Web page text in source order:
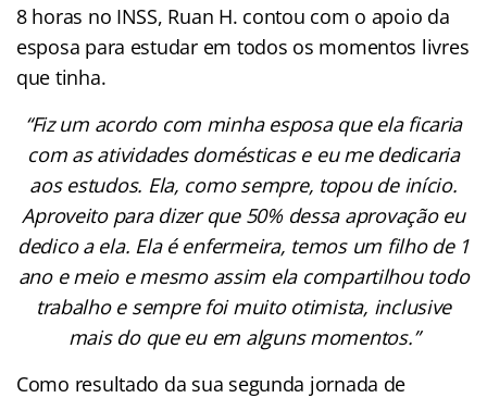
8 horas no INSS, Ruan H. contou com o apoio da
esposa para estudar em todos os momentos livres
que tinha.
“Fiz um acordo com minha esposa que ela ficaria
com as atividades domésticas e eu me dedicaria
aos estudos. Ela, como sempre, topou de início.
Aproveito para dizer que 50% dessa aprovação eu
dedico a ela. Ela é enfermeira, temos um filho de 1
ano e meio e mesmo assim ela compartilhou todo
trabalho e sempre foi muito otimista, inclusive
mais do que eu em alguns momentos.”
Como resultado da sua segunda jornada de